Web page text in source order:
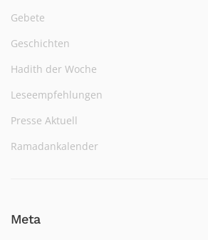
Gebete
Geschichten
Hadith der Woche
Leseempfehlungen
Presse Aktuell
Ramadankalender
Meta